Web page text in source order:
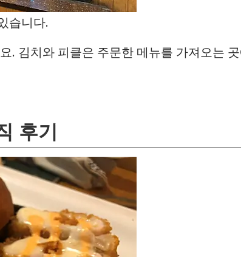
습니다.
. 김치와 피클은 주문한 메뉴를 가져오는
후기